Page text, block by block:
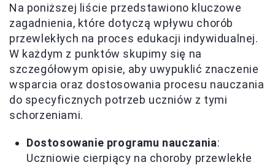
Na poniższej liście przedstawiono kluczowe
zagadnienia, które dotyczą wpływu chorób
przewlekłych na proces edukacji indywidualnej.
W każdym z punktów skupimy się na
szczegółowym opisie, aby uwypuklić znaczenie
wsparcia oraz dostosowania procesu nauczania
do specyficznych potrzeb uczniów z tymi
schorzeniami.
Dostosowanie programu nauczania:
Uczniowie cierpiący na choroby przewlekłe